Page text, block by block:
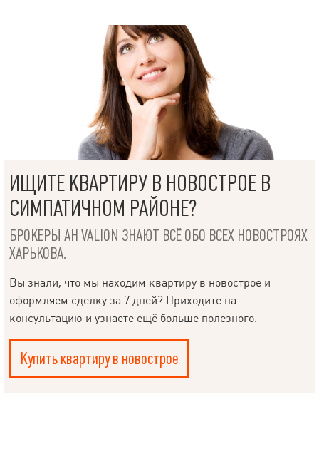
ИЩИТЕ КВАРТИРУ В НОВОСТРОЕ В
СИМПАТИЧНОМ РАЙОНЕ?
БРОКЕРЫ АН VALION ЗНАЮТ ВСЁ ОБО ВСЕХ НОВОСТРОЯХ
ХАРЬКОВА.
Вы знали, что мы находим квартиру в новострое и
оформляем сделку за 7 дней? Приходите на
консультацию и узнаете ещё больше полезного.
Купить квартиру в новострое